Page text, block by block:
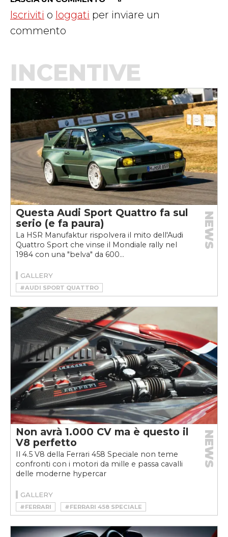
Iscriviti o loggati per inviare un
commento
INCENTIVE
Questa Audi Sport Quattro fa sul
serio (e fa paura)
La HSR Manufaktur rispolvera il mito dell'Audi
Quattro Sport che vinse il Mondiale rally nel
1984 con una "belva" da 600...
NEWS
GALLERY
#AUDI SPORT QUATTRO
#HSR MANUFAKTUR
#RESTOMOD
Non avrà 1.000 CV ma è questo il
V8 perfetto
Il 4.5 V8 della Ferrari 458 Speciale non teme
confronti con i motori da mille e passa cavalli
delle moderne hypercar
NEWS
GALLERY
#FERRARI #FERRARI 458 SPECIALE